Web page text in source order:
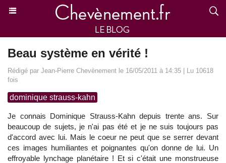
Beau système en vérité !
Rédigé par Jean-Pierre Chevènement le 16/05/2011 à 14:35 | Lu 10618
fois
dominique strauss-kahn
Je connais Dominique Strauss-Kahn depuis trente ans. Sur
beaucoup de sujets, je n'ai pas été et je ne suis toujours pas
d'accord avec lui. Mais le coeur ne peut que se serrer devant
ces images humiliantes et poignantes qu'on donne de lui. Un
effroyable lynchage planétaire ! Et si c'était une monstrueuse